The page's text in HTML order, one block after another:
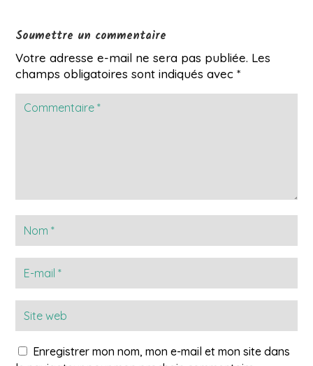
Soumettre un commentaire
Votre adresse e-mail ne sera pas publiée. Les
champs obligatoires sont indiqués avec*
Enregistrer mon nom, mon e-mail et mon site dans